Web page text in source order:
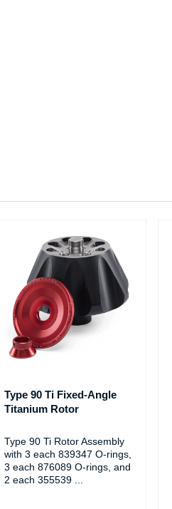
Type 90 Ti Fixed-Angle
Titanium Rotor
Type 90 Ti Rotor Assembly
with 3 each 839347 O-rings,
3 each 876089 O-rings, and
2 each 355539